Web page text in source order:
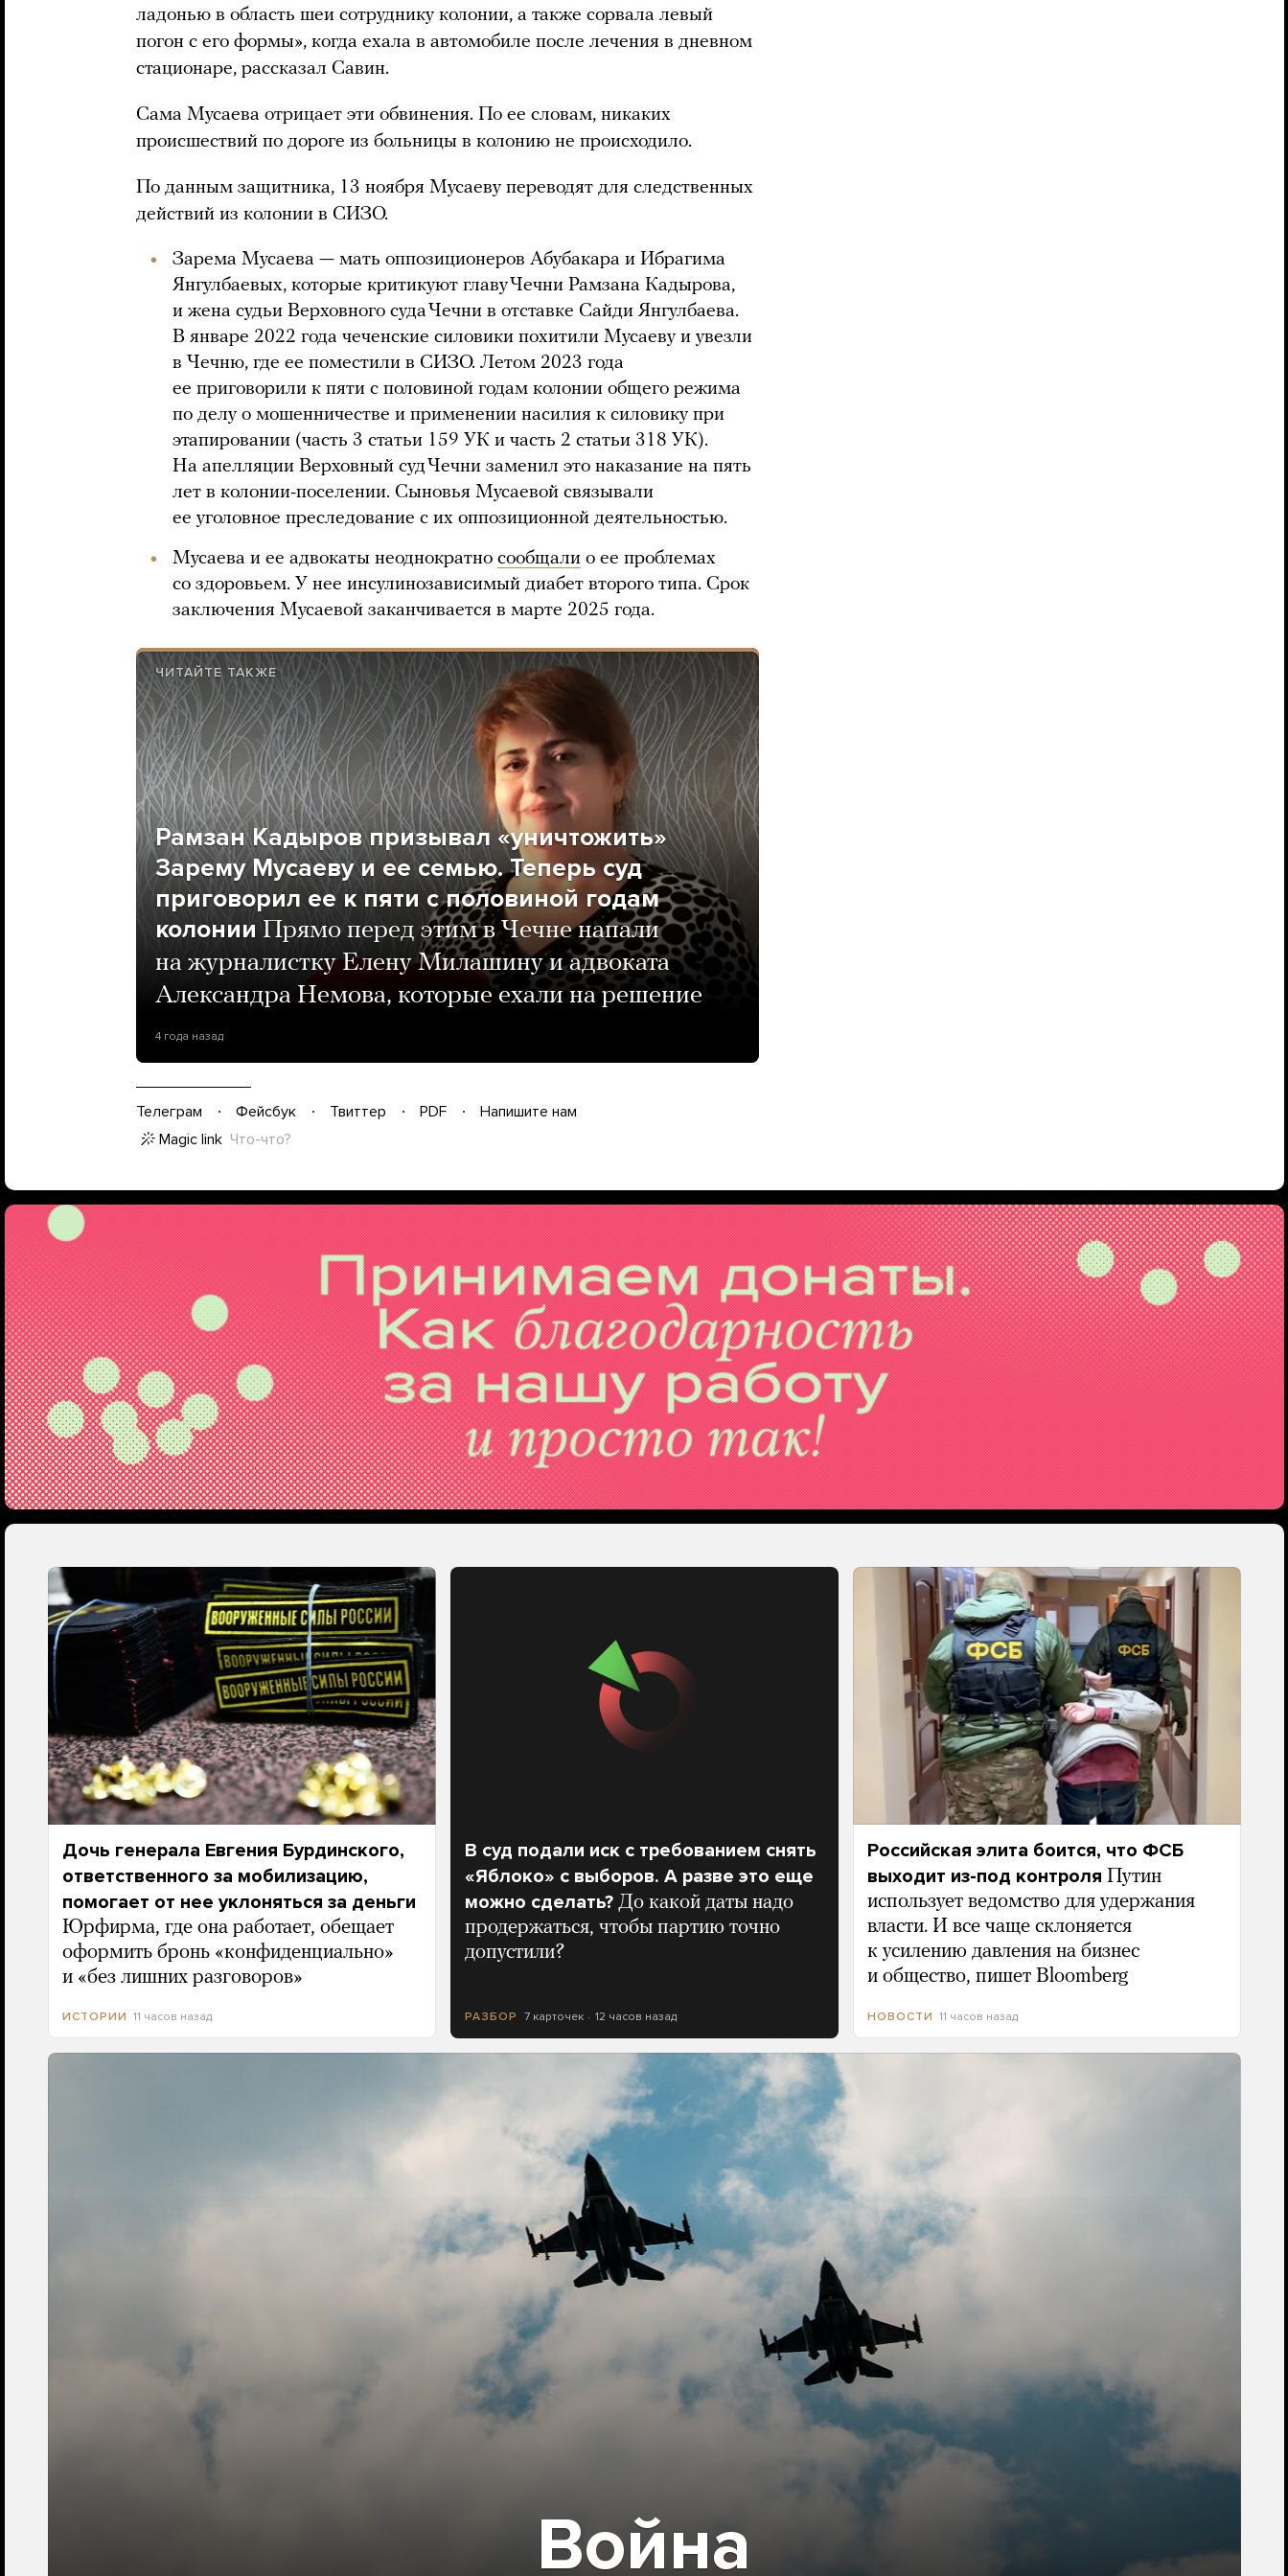
ладонью в область шеи сотруднику колонии, а также сорвала левый
погон с его формы», когда ехала в автомобиле после лечения в дневном
стационаре, рассказал Савин.
Сама Мусаева отрицает эти обвинения. По ее словам, никаких
происшествий по дороге из больницы в колонию не происходило.
По данным защитника, 13 ноября Мусаеву переводят для следственных
действий из колонии в СИЗО.
Зарема Мусаева — мать оппозиционеров Абубакара и Ибрагима
Янгулбаевых, которые критикуют главу Чечни Рамзана Кадырова,
и жена судьи Верховного суда Чечни в отставке Сайди Янгулбаева.
В январе 2022 года чеченские силовики похитили Мусаеву и увезли
в Чечню, где ее поместили в СИЗО. Летом 2023 года
ее приговорили к пяти с половиной годам колонии общего режима
по делу о мошенничестве и применении насилия к силовику при
этапировании (часть 3 статьи 159 УК и часть 2 статьи 318 УК).
На апелляции Верховный суд Чечни заменил это наказание на пять
лет в колонии-поселении. Сыновья Мусаевой связывали
ее уголовное преследование с их оппозиционной деятельностью.
Мусаева и ее адвокаты неоднократно сообщали о ее проблемах
со здоровьем. У нее инсулинозависимый диабет второго типа. Срок
заключения Мусаевой заканчивается в марте 2025 года.
ЧИТАЙТЕ ТАКЖЕ
Рамзан Кадыров призывал «уничтожить»
Зарему Мусаеву и ее семью. Теперь суд
приговорил ее к пяти с половиной годам
колонии Прямо перед этим в Чечне напали
на журналистку Елену Милашину и адвоката
Александра Немова, которые ехали на решение
4 года назад
Телеграм Фейсбук Твиттер PDF
Напишите нам
Magic link Что-что?
Дочь генерала Евгения Бурдинского,
ответственного за мобилизацию,
помогает от нее уклоняться за деньги
Юрфирма, где она работает, обещает
оформить бронь «конфиденциально»
и «без лишних разговоров»
ИСТОРИИ 11 часов назад
В суд подали иск с требованием снять
«Яблоко» с выборов. А разве это еще
можно сделать? До какой даты надо
продержаться, чтобы партию точно
допустили?
РАЗБОР 7 карточек 12 часов назад
Российская элита боится, что ФСБ
выходит из-под контроля Путин
использует ведомство для удержания
власти. И все чаще склоняется
к усилению давления на бизнес
и общество, пишет Bloomberg
НОВОСТИ 11 часов назад
Война